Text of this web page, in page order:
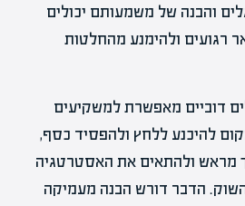
והבנה של משמעותם יכולים
רגועים ולהימנע מהחלטות
דוביים מאפשרת למשקיעים
להיכנע ללחץ ולהפסיד כסף,
מראש ולהתאים את האסטרטגיה
הדבר דורש הבנה מעמיקה